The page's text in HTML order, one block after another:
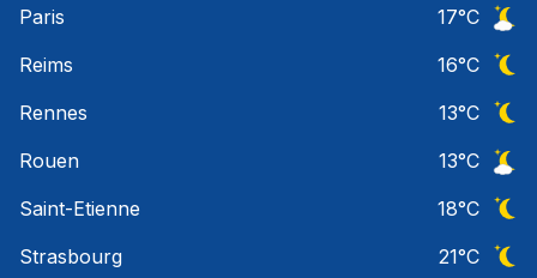
Paris
17°C
Reims
16°C
Rennes
13°C
Rouen
13°C
Saint-Etienne
18°C
Strasbourg
21°C